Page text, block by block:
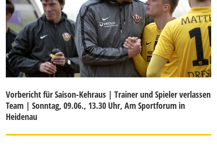
Vorbericht für Saison-Kehraus | Trainer und Spieler verlassen
Team | Sonntag, 09.06., 13.30 Uhr, Am Sportforum in
Heidenau